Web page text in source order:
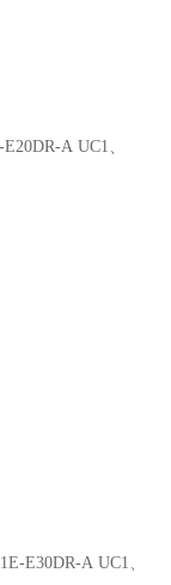
A UC1、
E30DR-A UC1、